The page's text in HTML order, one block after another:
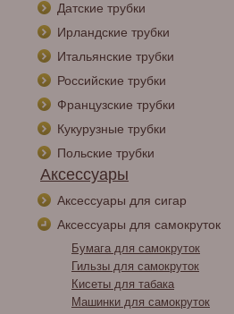
Датские трубки
Ирландские трубки
Итальянские трубки
Российские трубки
Французские трубки
Кукурузные трубки
Польские трубки
Аксессуары
Аксессуары для сигар
Аксессуары для самокруток
Бумага для самокруток
Гильзы для самокруток
Кисеты для табака
Машинки для самокруток